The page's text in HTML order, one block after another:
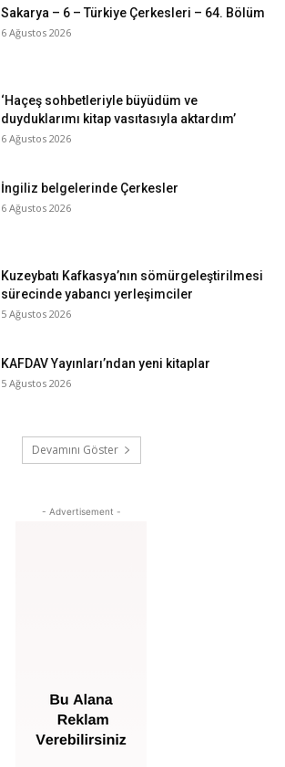
Sakarya – 6 – Türkiye Çerkesleri – 64. Bölüm
6 Ağustos 2026
‘Haçeş sohbetleriyle büyüdüm ve
duyduklarımı kitap vasıtasıyla aktardım’
6 Ağustos 2026
İngiliz belgelerinde Çerkesler
6 Ağustos 2026
Kuzeybatı Kafkasya’nın sömürgeleştirilmesi
sürecinde yabancı yerleşimciler
5 Ağustos 2026
KAFDAV Yayınları’ndan yeni kitaplar
5 Ağustos 2026
Devamını Göster
- Advertisement -